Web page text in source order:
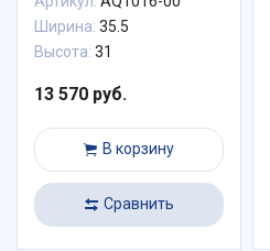
Ширина: 35.5
Высота: 31
13 570 руб.
В корзину
Сравнить